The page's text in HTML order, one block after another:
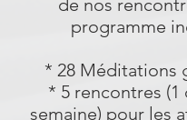
de nos
programme
* 28 Méditations
* 5 rencontres (1
semaine) pour les